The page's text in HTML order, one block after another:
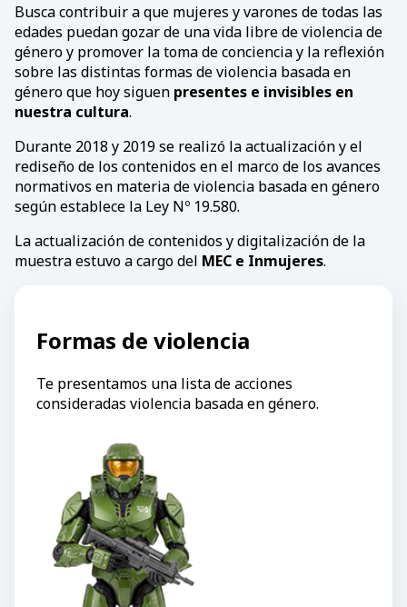
Busca contribuir a que mujeres y varones de todas las
edades puedan gozar de una vida libre de violencia de
género y promover la toma de conciencia y la reflexión
sobre las distintas formas de violencia basada en
género que hoy siguen presentes e invisibles en
nuestra cultura.
Durante 2018 y 2019 se realizó la actualización y el
rediseño de los contenidos en el marco de los avances
normativos en materia de violencia basada en género
según establece la Ley Nº 19.580.
La actualización de contenidos y digitalización de la
muestra estuvo a cargo del MEC e Inmujeres.
Formas de violencia
Te presentamos una lista de acciones
consideradas violencia basada en género.